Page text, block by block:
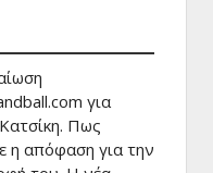
για
Πως
η απόφαση για την